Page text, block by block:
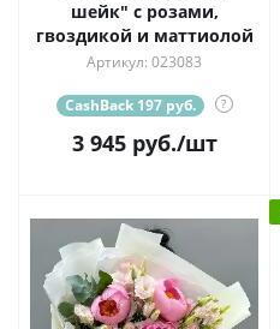
шейк" с розами,
гвоздикой и маттиолой
Артикул: 023083
CashBack 197 руб. ?
3 945руб./шт